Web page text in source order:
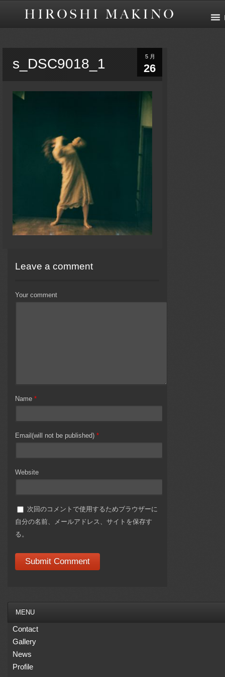
5月
26
s_DSC9018_1
Leave a comment
Your comment
Name *
Email(will not be published) *
Website
次回のコメントで使用するためブラウザーに
自分の名前、メールアドレス、サイトを保存す
る。
MENU
Contact
Gallery
News
Profile